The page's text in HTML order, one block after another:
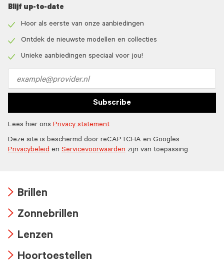
Blijf up-to-date
icon
Hoor als eerste van onze aanbiedingen
icon
Ontdek de nieuwste modellen en collecties
Unieke aanbiedingen speciaal voor jou!
address
Subscribe
Lees hier ons Privacy statement
Deze site is beschermd door reCAPTCHA en Googles
Privacybeleid en Servicevoorwaarden zijn van toepassing
icon
Brillen
icon
Zonnebrillen
icon
Lenzen
Hoortoestellen